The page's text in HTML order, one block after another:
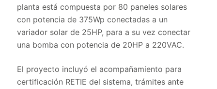
planta está compuesta por 80 paneles solares
con potencia de 375Wp conectadas a un
variador solar de 25HP, para a su vez conectar
una bomba con potencia de 20HP a 220VAC.
El proyecto incluyó el acompañamiento para
certificación RETIE del sistema, trámites ante